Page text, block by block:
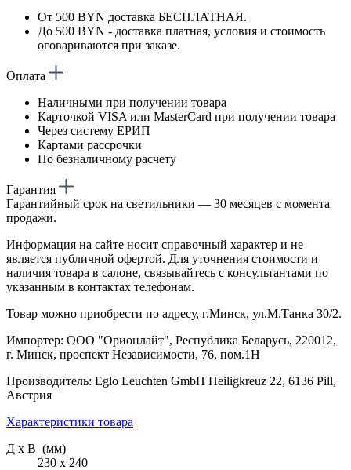
От 500 BYN доставка БЕСПЛАТНАЯ.
До 500 BYN - доставка платная, условия и стоимость
оговариваются при заказе.
Оплата
Наличными при получении товара
Карточкой VISA или MasterCard при получении товара
Через систему ЕРИП
Картами рассрочки
По безналичному расчету
Гарантия
Гарантийный срок на светильники — 30 месяцев с момента
продажи.
Информация на сайте носит справочный характер и не
является публичной офертой. Для уточнения стоимости и
наличия товара в салоне, связывайтесь с консультантами по
указанным в контактах телефонам.
Товар можно приобрести по адресу, г.Минск, ул.М.Танка 30/2.
Импортер: ООО "Орионлайт", Республика Беларусь, 220012,
г. Минск, проспект Независимости, 76, пом.1Н
Производитель: Eglo Leuchten GmbH Heiligkreuz 22, 6136 Pill,
Австрия
Характеристики товара
Д х В (мм)
230 х 240